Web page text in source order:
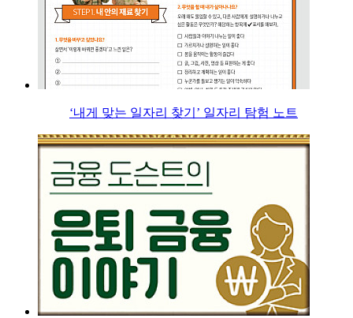
‘내게 맞는 일자리 찾기’ 일자리 탐험 노트